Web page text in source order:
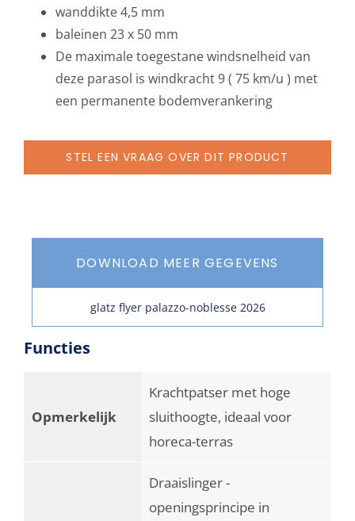
wanddikte 4,5 mm
baleinen 23 x 50 mm
De maximale toegestane windsnelheid van
deze parasol is windkracht 9 ( 75 km/u ) met
een permanente bodemverankering
STEL EEN VRAAG OVER DIT PRODUCT
DOWNLOAD MEER GEGEVENS
glatz flyer palazzo-noblesse 2026
Functies
Opmerkelijk
Krachtpatser met hoge
sluithoogte, ideaal voor
horeca-terras
Draaislinger -
openingsprincipe in